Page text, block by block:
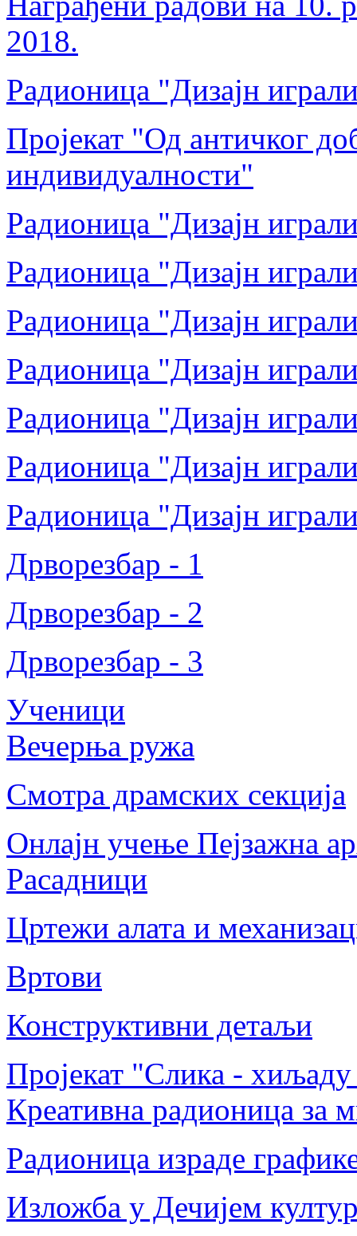
2018.
Радионица "Дизајн
Пројекат "Од античког
индивидуалности"
Радионица "Дизајн
Радионица "Дизајн
Радионица "Дизајн
Радионица "Дизајн
Радионица "Дизајн
Радионица "Дизајн
Радионица "Дизајн
Дрворезбар - 1
Дрворезбар - 2
Дрворезбар - 3
Ученици
Вечерња ружа
Смотра драмских секција
Онлајн учење Пејзажна
Расадници
Цртежи алата и
Вртови
Конструктивни детаљи
Пројекат "Слика -
Креативна радионица за
Радионица израде
Изложба у Дечијем